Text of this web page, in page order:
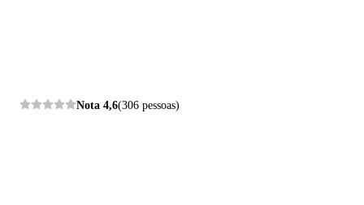
Nota 4,6(306 pessoas)